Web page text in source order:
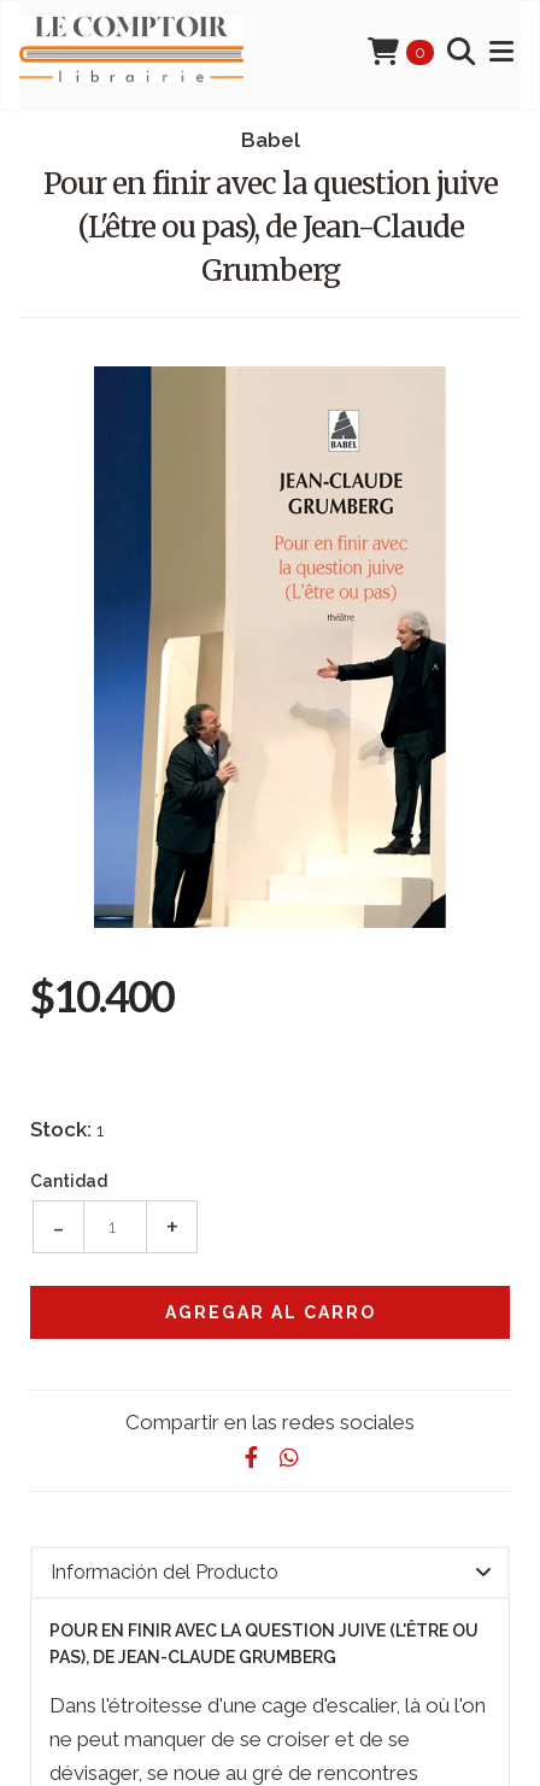
0
Babel
Pour en finir avec la question juive
(L'être ou pas), de Jean-Claude
Grumberg
$10.400
Stock: 1
Cantidad
- +
Compartir en las redes sociales
Información del Producto
POUR EN FINIR AVEC LA QUESTION JUIVE (L'ÊTRE OU
PAS), DE JEAN-CLAUDE GRUMBERG
Dans l'étroitesse d'une cage d'escalier, là où l'on
ne peut manquer de se croiser et de se
dévisager, se noue au gré de rencontres